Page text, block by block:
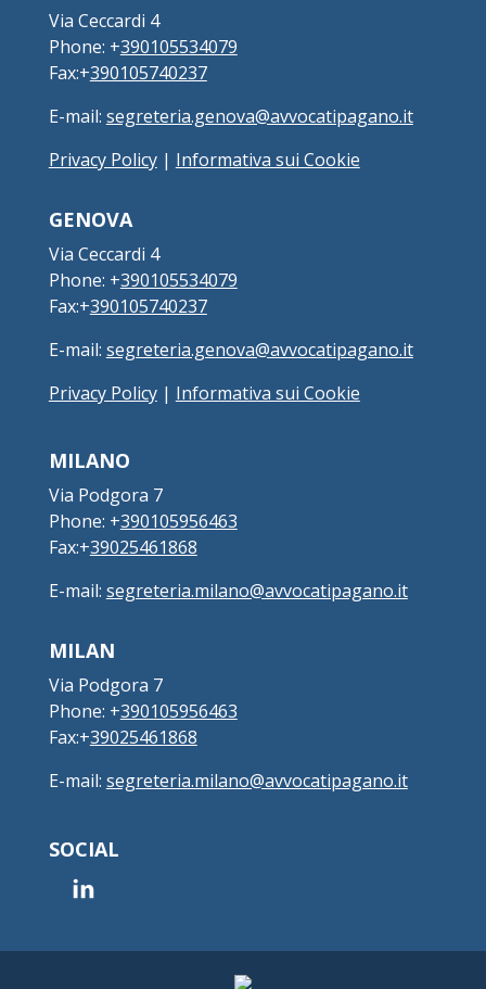
Via Ceccardi 4
Phone: +390105534079
Fax:+390105740237
E-mail: segreteria.genova@avvocatipagano.it
Privacy Policy| Informativa sui Cookie
GENOVA
Via Ceccardi 4
Phone: +390105534079
Fax:+390105740237
E-mail: segreteria.genova@avvocatipagano.it
Privacy Policy| Informativa sui Cookie
MILANO
Via Podgora 7
Phone: +390105956463
Fax:+39025461868
E-mail: segreteria.milano@avvocatipagano.it
MILAN
Via Podgora 7
Phone: +390105956463
Fax:+39025461868
E-mail: segreteria.milano@avvocatipagano.it
SOCIAL